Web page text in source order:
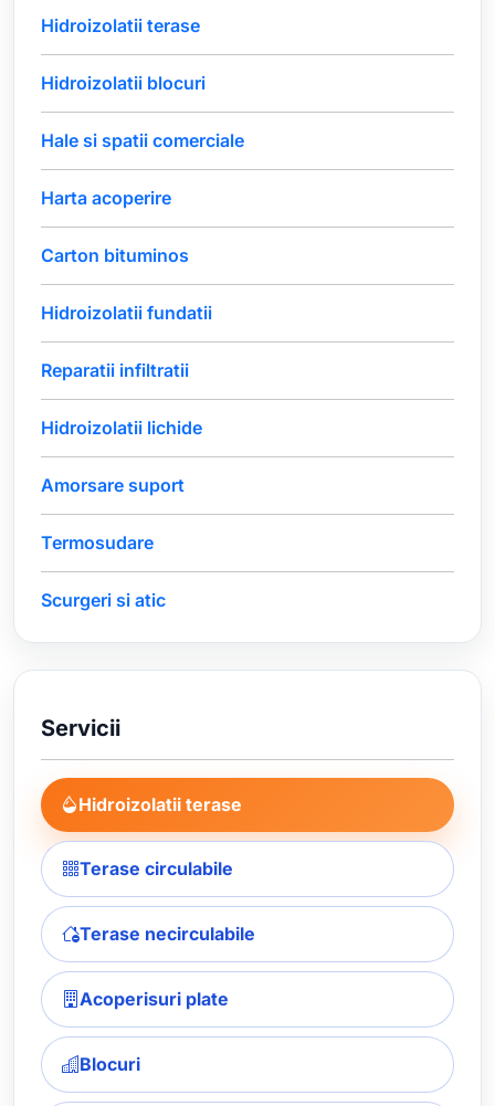
Hidroizolatii terase
Hidroizolatii blocuri
Hale si spatii comerciale
Harta acoperire
Carton bituminos
Hidroizolatii fundatii
Reparatii infiltratii
Hidroizolatii lichide
Amorsare suport
Termosudare
Scurgeri si atic
Servicii
Hidroizolatii terase
Terase circulabile
Terase necirculabile
Acoperisuri plate
Blocuri